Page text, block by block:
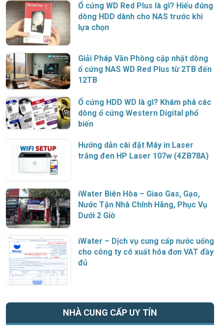
Ổ cứng WD Red Plus là gì? Hiểu đúng
dòng HDD dành cho NAS trước khi
lựa chọn
Giải Pháp Văn Phòng cập nhật dòng
ổ cứng NAS WD Red Plus từ 2TB đến
12TB
Ổ cứng HDD WD là gì? Khám phá các
dòng ổ cứng Western Digital phổ
biến
Hướng dẫn cài đặt Máy in Laser
trắng đen HP Laser 107w (4ZB78A)
iWater Biên Hòa – Giao Gas, Gạo,
Nước Tận Nhà Chính Hãng, Phục Vụ
Dưới 2 Giờ
iWater – Dịch vụ cung cấp nước uống
cho công ty có xuất hóa đơn VAT đầy
đủ
NHÀ CUNG CẤP UY TÍN